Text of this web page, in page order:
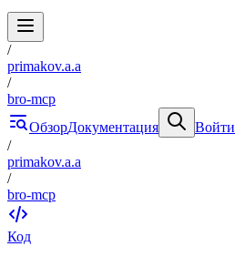
/
primakov.a.a
/
bro-mcp
ОбзорДокументация
Войти
/
primakov.a.a
/
bro-mcp
Код